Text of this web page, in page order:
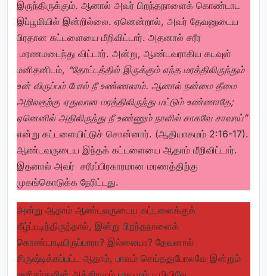
இருந்திருக்கும். ஆனால் அவர் பிறந்தநாளைக் கொண்டாட
இப்பூமியில் இன்றில்லை. ஏனென்றால், அவர் தேவனுடைய
பிரதான கட்டளையை மீறிவிட்டார். அதனால் சரீர
மரணமடைந்து விட்டார். அன்று, ஆண்டவராகிய கடவுள்
மனிதனிடம், “தோட்டத்தில் இருக்கும் எந்த மரத்திலிருந்தும்
உன் விருப்பம் போல் நீ உண்ணலாம். ஆனால் நன்மை தீமை
அறிவதற்கு ஏதுவான மரத்திலிருந்து மட்டும் உண்ணாதே;
ஏனெனில் அதிலிருந்து நீ உண்ணும் நாளில் சாகவே சாவாய்”
என்று கட்டளையிட்டுச் சொன்னார். (ஆதியாகமம் 2:16-17).
ஆண்டவருடைய இந்தக் கட்டளையை ஆதாம் மீறிவிட்டார்.
இதனால் அவர் சரீரப்பிரகாரமான மரணத்திற்கு
முகங்கொடுக்க நேரிட்டது.
அன்று ஆதாம் ஆண்டவருடைய கட்டளைக்குக்
கீழ்ப்படிந்திருந்தால், இன்று பிறந்தநாளைக்
கொண்டாடியிருப்பாரா? இல்லையா? தேவனால்
சிருஷ்டிக்கப்பட்ட ஆதாம், பாவம் செய்ததுபோலவே இன்றும்